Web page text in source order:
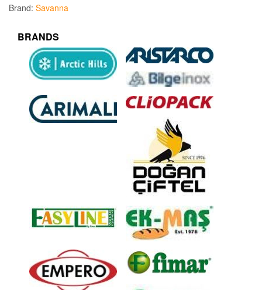
Brand: Savanna
BRANDS